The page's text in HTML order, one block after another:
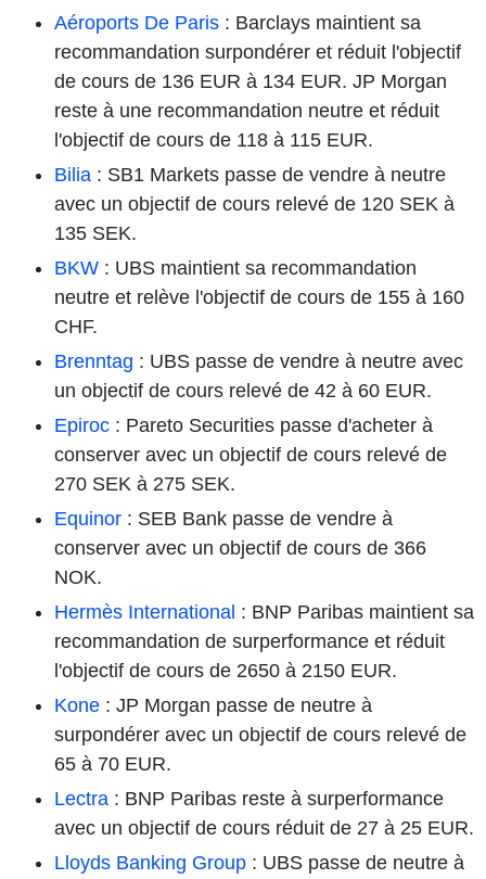
Aéroports De Paris : Barclays maintient sa
recommandation surpondérer et réduit l'objectif
de cours de 136 EUR à 134 EUR. JP Morgan
reste à une recommandation neutre et réduit
l'objectif de cours de 118 à 115 EUR.
Bilia : SB1 Markets passe de vendre à neutre
avec un objectif de cours relevé de 120 SEK à
135 SEK.
BKW : UBS maintient sa recommandation
neutre et relève l'objectif de cours de 155 à 160
CHF.
Brenntag : UBS passe de vendre à neutre avec
un objectif de cours relevé de 42 à 60 EUR.
Epiroc : Pareto Securities passe d'acheter à
conserver avec un objectif de cours relevé de
270 SEK à 275 SEK.
Equinor : SEB Bank passe de vendre à
conserver avec un objectif de cours de 366
NOK.
Hermès International : BNP Paribas maintient sa
recommandation de surperformance et réduit
l'objectif de cours de 2650 à 2150 EUR.
Kone : JP Morgan passe de neutre à
surpondérer avec un objectif de cours relevé de
65 à 70 EUR.
Lectra : BNP Paribas reste à surperformance
avec un objectif de cours réduit de 27 à 25 EUR.
Lloyds Banking Group : UBS passe de neutre à